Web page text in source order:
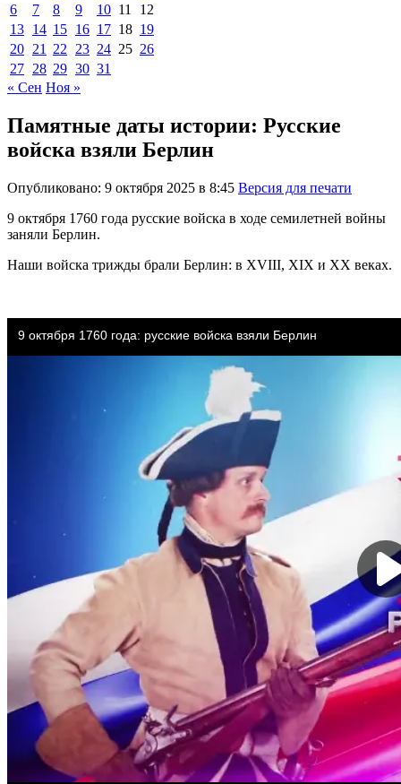
6
7 8 9 10 11
12
13 14 15 16 17 18 19
20 21 22 23 24 25 26
27 28 29 30 31
« Сен Ноя »
Памятные даты истории: Русские
войска взяли Берлин
Опубликовано: 9 октября 2025 в 8:45 Версия для печати
9 октября 1760 года русские войска в ходе семилетней войны
заняли Берлин.
Наши войска трижды брали Берлин: в XVIII, XIX и XX веках.